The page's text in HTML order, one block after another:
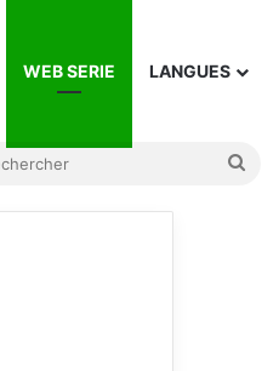
WEB SERIE LANGUES